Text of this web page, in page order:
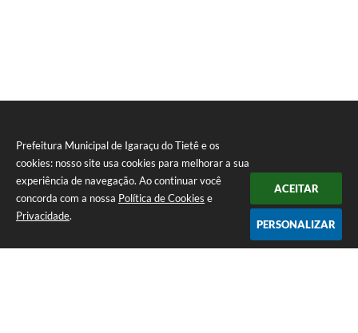
Prefeitura Municipal de Igaraçu do Tietê e os
cookies: nosso site usa cookies para melhorar a sua
experiência de navegação. Ao continuar você
concorda com a nossa Política de Cookies e
Privacidade.
ACEITAR
PERSONALIZAR